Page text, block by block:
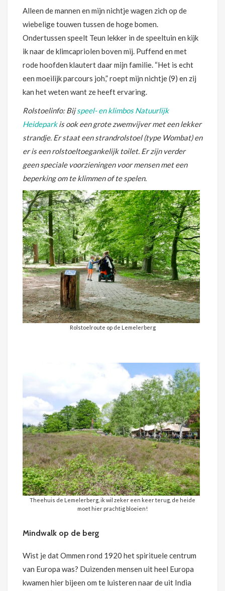
Alleen de mannen en mijn nichtje wagen zich op de
wiebelige touwen tussen de hoge bomen.
Ondertussen speelt Teun lekker in de speeltuin en kijk
ik naar de klimcapriolen boven mij. Puffend en met
rode hoofden klautert daar mijn familie. “Het is echt
een moeilijk parcours joh,” roept mijn nichtje (9) en zij
kan het weten want ze heeft ervaring.
Rolstoelinfo: Bijspeel- en klimbos Natuurlijk
Heideparkis ook een grote zwemvijver met een lekker
strandje. Er staat een strandrolstoel (type Wombat) en
er is een rolstoeltoegankelijk toilet. Er zijn verder
geen speciale voorzieningen voor mensen met een
beperking om te klimmen of te spelen.
Rolstoelroute op de Lemelerberg
Theehuis de Lemelerberg, ik wil zeker een keer terug, de heide
moet hier prachtig bloeien!
Mindwalk op de berg
Wist je dat Ommen rond 1920 het spirituele centrum
van Europa was? Duizenden mensen uit heel Europa
kwamen hier bijeen om te luisteren naar de uit India